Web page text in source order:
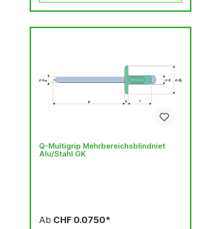
Q-Multigrip Mehrbereichsblindniet
Alu/Stahl GK
Ab CHF 0.0750*